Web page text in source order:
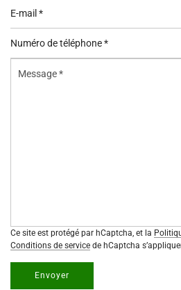
Ce site est protégé par hCaptcha, et la
Conditions de service de hCaptcha
Envoyer